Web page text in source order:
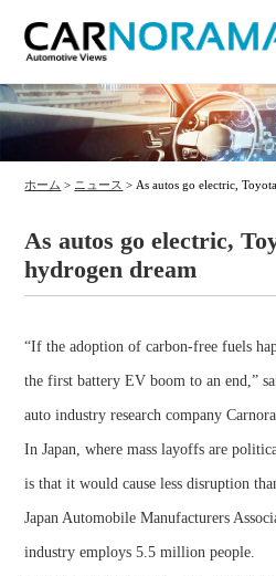
ホーム > ニュース > As autos go electric,
As autos go electric,
hydrogen dream
“If the adoption of carbon-free fuels
the first battery EV boom to an end,”
auto industry research company
In Japan, where mass layoffs are
is that it would cause less disruption
Japan Automobile Manufacturers
industry employs 5.5 million people.